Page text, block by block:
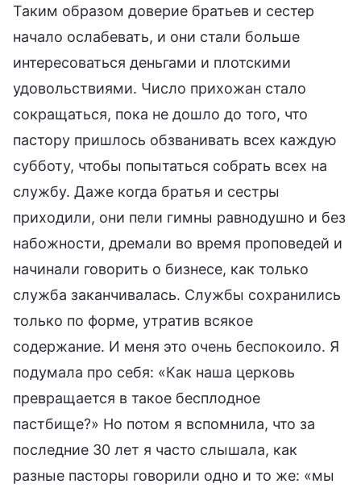
Таким образом доверие братьев и сестер
начало ослабевать, и они стали больше
интересоваться деньгами и плотскими
удовольствиями. Число прихожан стало
сокращаться, пока не дошло до того, что
пастору пришлось обзванивать всех каждую
субботу, чтобы попытаться собрать всех на
службу. Даже когда братья и сестры
приходили, они пели гимны равнодушно и без
набожности, дремали во время проповедей и
начинали говорить о бизнесе, как только
служба заканчивалась. Службы сохранились
только по форме, утратив всякое
содержание. И меня это очень беспокоило. Я
подумала про себя: «Как наша церковь
превращается в такое бесплодное
пастбище?» Но потом я вспомнила, что за
последние 30 лет я часто слышала, как
разные пасторы говорили одно и то же: «мы